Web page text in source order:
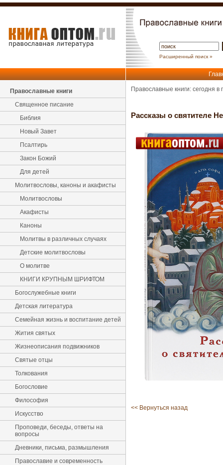
Расширенный поиск »
Православные книги
Священное писание
Библия
Новый Завет
Псалтирь
Закон Божий
Для детей
Молитвословы, каноны и акафисты
Молитвословы
Акафисты
Каноны
Молитвы в различных случаях
Детские молитвословы
О молитве
КНИГИ КРУПНЫМ ШРИФТОМ
Богослужебные книги
Детская литература
Семейная жизнь и воспитание детей
Жития святых
Жизнеописания подвижников
Святые отцы
Толкования
Богословие
Философия
Искусство
Проповеди, беседы, ответы на
вопросы
Дневники, письма, размышления
Православие и современность
Православные книги: сегодня
Рассказы о святителе
<< Вернуться назад